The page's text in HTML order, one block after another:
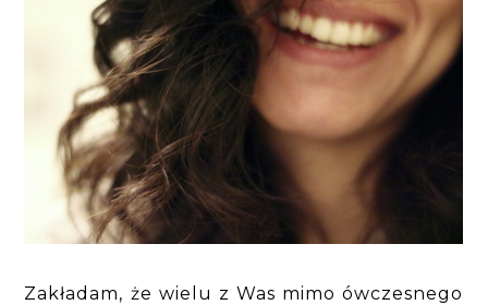
Zakładam, że wielu z Was mimo ówczesnego